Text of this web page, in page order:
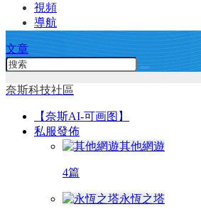
視頻
導航
文章
奈斯科技社區
【奈斯AI-可画图】
私服發佈
其他網遊
4篇
永恆之塔